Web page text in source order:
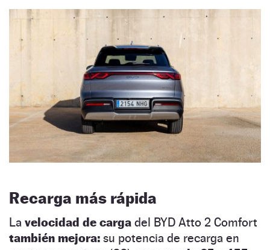
Recarga más rápida
La velocidad de carga del BYD Atto 2 Comfort
también mejora: su potencia de recarga en